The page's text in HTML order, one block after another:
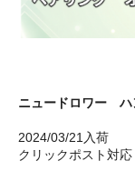
ニュードロワー ハ
2024/03/21入荷
クリックポスト対応